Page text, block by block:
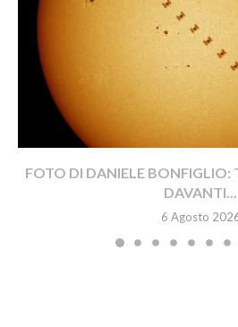
FOTO DI DANIELE BONFIGLIO:
DAVANTI...
6 Agosto